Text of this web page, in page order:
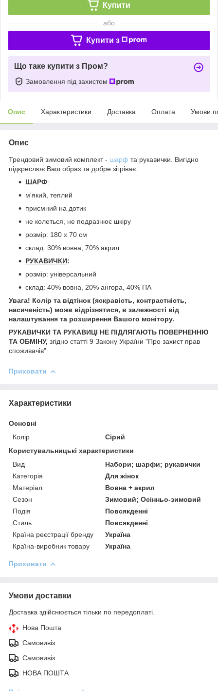
Купити
або
Купити з
Що таке купити з Пром?
Замовлення під захистом
Опис Характеристики Доставка Оплата Умови
Опис
Трендовий зимовий комплект - шарф та рукавички. Вигідно
підкреслює Ваш образ та добре зігріває.
ШАРФ:
м'який, теплий
приємний на дотик
не колеться, не подразнює шкіру
розмір: 180 х 70 см
склад: 30% вовна, 70% акрил
РУКАВИЧКИ:
розмір: універсальний
склад: 40% вовна, 20% ангора, 40% ПА
Увага! Колір та відтінок (яскравість, контрастність,
насиченість) може відрізнятися, в залежності від
налаштування та розширення Вашого монітору.
РУКАВИЧКИ ТА РУКАВИЦІ НЕ ПІДЛЯГАЮТЬ ПОВЕРНЕННЮ
ТА ОБМІНУ, згідно статті 9 Закону України "Про захист прав
споживачів"
Приховати
Характеристики
Основні
Колір
Сірий
Користувальницькі характеристики
Вид
Набори; шарфи; рукавички
Категорія
Для жінок
Матеріал
Вовна + акрил
Сезон
Зимовий; Осінньо-зимовий
Подія
Повсякденні
Стиль
Повсякденні
Країна реєстрації бренду
Україна
Країна-виробник товару
Україна
Приховати
Умови доставки
Доставка здійснюється тільки по передоплаті.
Нова Пошта
Самовивіз
Самовивіз
НОВА ПОШТА